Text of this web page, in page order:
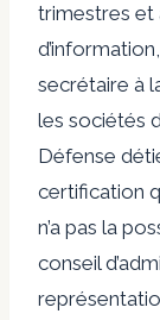
trimestres et
secrétaire à
les sociétés
Défense
certification
n’a pas la
conseil